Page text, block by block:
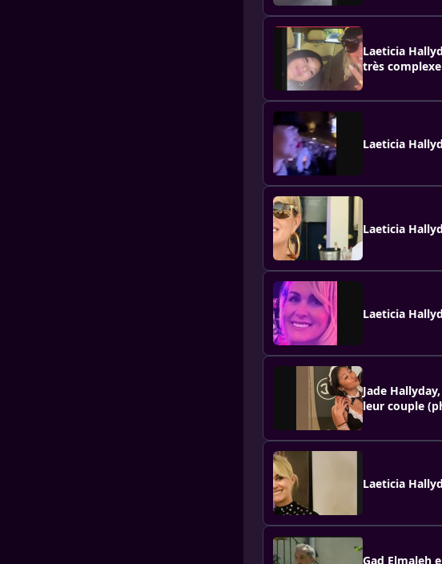
Laeticia
très complexe
Laeticia
Laeticia
Laeticia
Jade
leur couple
Laeticia
Gad Elmaleh